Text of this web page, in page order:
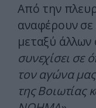
Από την
αναφέρουν
μεταξύ άλλων
συνεχίσει σε
τον αγώνα
της Βοιωτίας